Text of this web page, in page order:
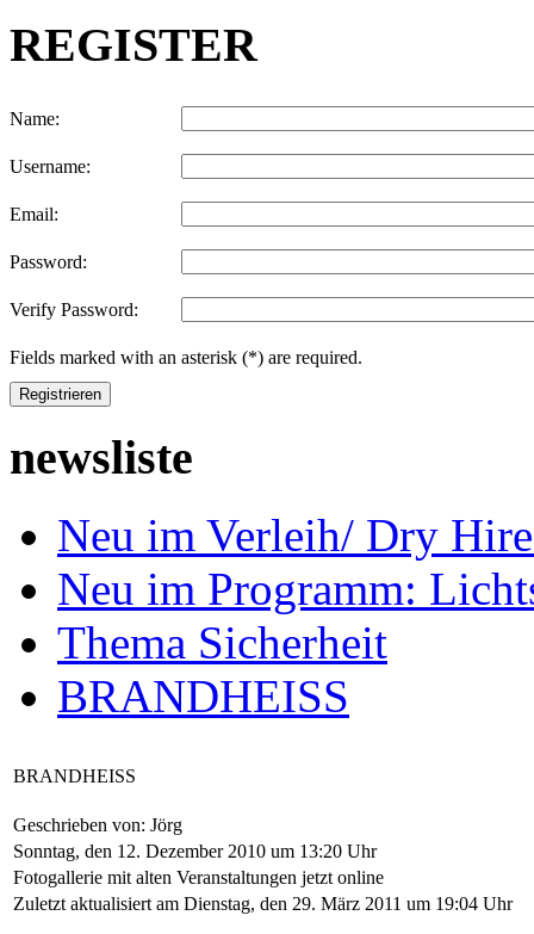
REGISTER
Name:
Username:
Email:
Password:
Verify Password:
Fields marked with an asterisk (*) are required.
Registrieren
newsliste
Neu im Verleih/ Dry
Neu im Programm:
Thema Sicherheit
BRANDHEISS
BRANDHEISS
Geschrieben von: Jörg
Sonntag, den 12. Dezember 2010 um 13:20 Uhr
Fotogallerie mit alten Veranstaltungen jetzt online
Zuletzt aktualisiert am Dienstag, den 29. März 2011 um 19:04 Uhr